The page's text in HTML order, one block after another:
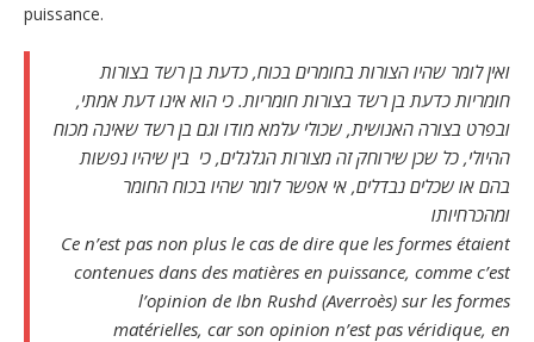
puissance.
ואין לומר שהיו הצורות בחומרים בכוח, כדעת בן רשד בצורות
חומריות כדעת בן רשד בצורות חומריות. כי הוא אינו דעת אמתי,
ובפרט בצורה האנושית, שכולי עלמא מודו וגם בן רשד שאינה מכוח
ההיולי, כל שכן שירוחק זה מצורות הגלגלים, כי בין שיהיו נפשות
בהם או שכלים נבדלים, אי אפשר לומר שהיו בכוח החומר
ומהכרחיותו
Ce n’est pas non plus le cas de dire que les formes étaient
contenues dans des matières en puissance, comme c’est
l’opinion de Ibn Rushd (Averroès) sur les formes
matérielles, car son opinion n’est pas véridique, en